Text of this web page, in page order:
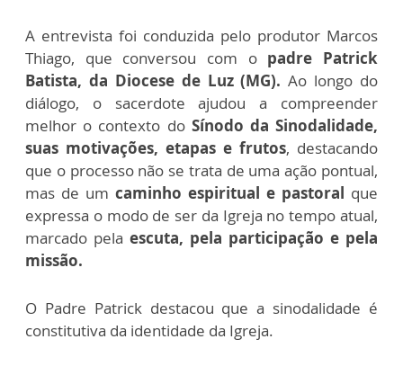
A entrevista foi conduzida pelo produtor Marcos
Thiago, que conversou com o padre Patrick
Batista, da Diocese de Luz (MG). Ao longo do
diálogo, o sacerdote ajudou a compreender
melhor o contexto do Sínodo da Sinodalidade,
suas motivações, etapas e frutos, destacando
que o processo não se trata de uma ação pontual,
mas de um caminho espiritual e pastoral que
expressa o modo de ser da Igreja no tempo atual,
marcado pela escuta, pela participação e pela
missão.
O Padre Patrick destacou que a sinodalidade é
constitutiva da identidade da Igreja.